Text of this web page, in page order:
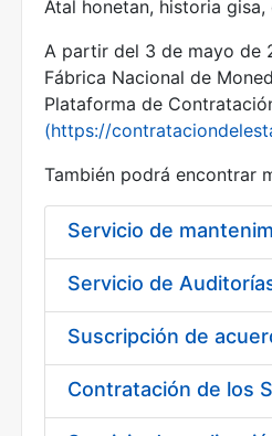
Erakutsi/Ezkutatu
Erakutsi/Ezkutatu
Erakutsi/Ezkutatu
Erakutsi/Ezkutatu
Atal honetan, historia
A partir del 3 de mayo de
Fábrica Nacional de
Plataforma de
(https://
También podrá encontrar
Servicio de